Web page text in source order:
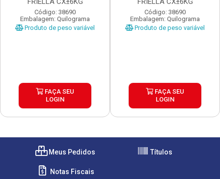
Código: 38690
Embalagem: Quilograma
Produto de peso variável
FAÇA SEU
LOGIN
Código: 38690
Embalagem: Quilograma
Produto de peso variável
FAÇA SEU
LOGIN
Meus Pedidos Títulos
Notas Fiscais